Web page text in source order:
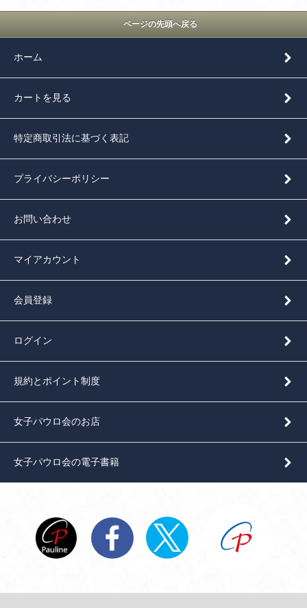
ページの先頭へ戻る
ホーム
カートを見る
特定商取引法に基づく表記
プライバシーポリシー
お問い合わせ
マイアカウント
会員登録
ログイン
規約とポイント制度
女子パウロ会のお店
女子パウロ会の電子書籍